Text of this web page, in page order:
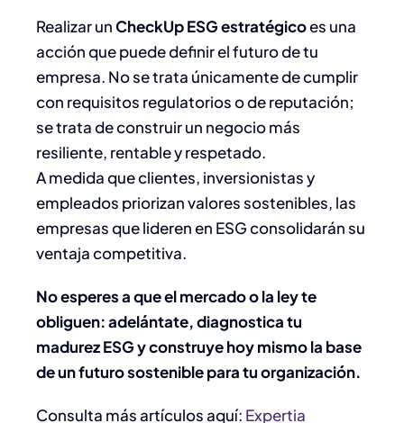
Realizar unCheckUp ESG estratégicoes una
acción que puede definir el futuro de tu
empresa. No se trata únicamente de cumplir
con requisitos regulatorios o de reputación;
se trata de construir un negocio más
resiliente, rentable y respetado.
A medida que clientes, inversionistas y
empleados priorizan valores sostenibles, las
empresas que lideren en ESG consolidarán su
ventaja competitiva.
No esperes a que el mercado o la ley te
obliguen: adelántate, diagnostica tu
madurez ESG y construye hoy mismo la base
de un futuro sostenible para tu organización.
Consulta más artículos aquí: Expertia